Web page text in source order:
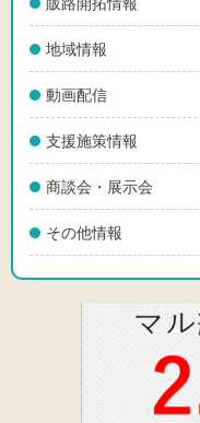
地域情報
動画配信
支援施策情報
商談会・展示会
その他情報